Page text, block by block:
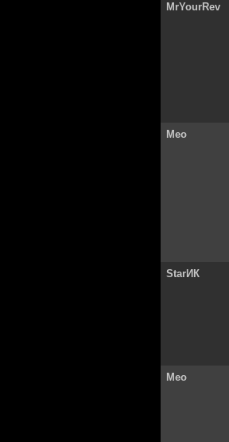
MrYourRev
Meo
StarИК
Meo